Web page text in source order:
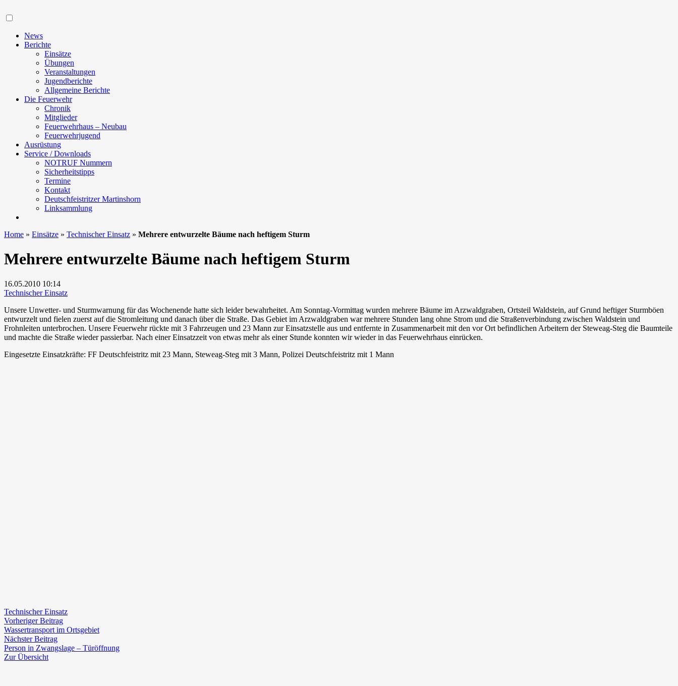
News
Berichte
Einsätze
Übungen
Veranstaltungen
Jugendberichte
Allgemeine Berichte
Die Feuerwehr
Chronik
Mitglieder
Feuerwehrhaus – Neubau
Feuerwehrjugend
Ausrüstung
Service / Downloads
NOTRUF Nummern
Sicherheitstipps
Termine
Kontakt
Deutschfeistritzer Martinshorn
Linksammlung
Home » Einsätze » Technischer Einsatz » Mehrere entwurzelte Bäume nach heftigem Sturm
Mehrere entwurzelte Bäume nach heftigem Sturm
16.05.2010 10:14
Technischer Einsatz
Unsere Unwetter- und Sturmwarnung für das Wochenende hatte sich leider bewahrheitet. Am Sonntag-Vormittag wurden mehrere Bäume im Arzwaldgraben, Ortsteil Waldstein, auf Grund heftiger Sturmböen
entwurzelt und fielen zuerst auf die Stromleitung und danach über die Straße. Das Gebiet im Arzwaldgraben war mehrere Stunden lang ohne Strom und die Straßenverbindung zwischen Waldstein und
Frohnleiten unterbrochen. Unsere Feuerwehr rückte mit 3 Fahrzeugen und 23 Mann zur Einsatzstelle aus und entfernte in Zusammenarbeit mit den vor Ort befindlichen Arbeitern der Steweag-Steg die Baumteile
und machte die Straße wieder passierbar. Nach einer Einsatzzeit von etwas mehr als einer Stunde konnten wir wieder in das Feuerwehrhaus einrücken.
Eingesetzte Einsatzkräfte: FF Deutschfeistritz mit 23 Mann, Steweag-Steg mit 3 Mann, Polizei Deutschfeistritz mit 1 Mann
Technischer Einsatz
Beitragsnavigation
Vorheriger BeitragVorheriger
Beitrag:
Wassertransport im Ortsgebiet
Nächster BeitragNächster
Beitrag:
Person in Zwangslage – Türöffnung
Zur Übersicht